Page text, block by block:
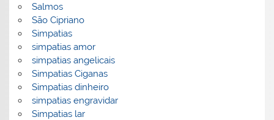
Salmos
São Cipriano
Simpatias
simpatias amor
simpatias angelicais
Simpatias Ciganas
Simpatias dinheiro
simpatias engravidar
Simpatias lar